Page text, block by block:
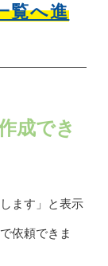
覧へ進
成でき
ます」と表示
依頼できま